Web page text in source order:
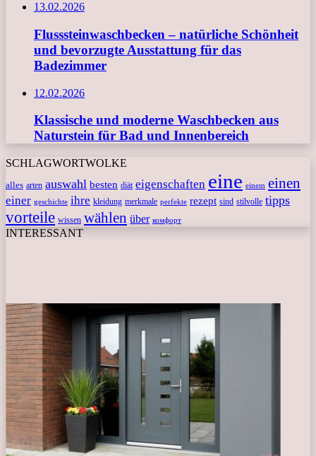
13.02.2026
Flusssteinwaschbecken – natürliche Schönheit
und bevorzugte Ausstattung für das
Badezimmer
12.02.2026
Klassische und moderne Waschbecken aus
Naturstein für Bad und Innenbereich
SCHLAGWORTWOLKE
alles arten auswahl besten diät eigenschaften eine einem einen
einer geschichte ihre kleidung merkmale perfekte rezept sind stilvolle tipps
vorteile wissen wählen über комфорт
INTERESSANT